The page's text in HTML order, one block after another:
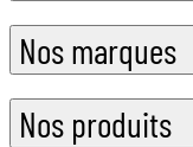
Nos marques
Nos produits